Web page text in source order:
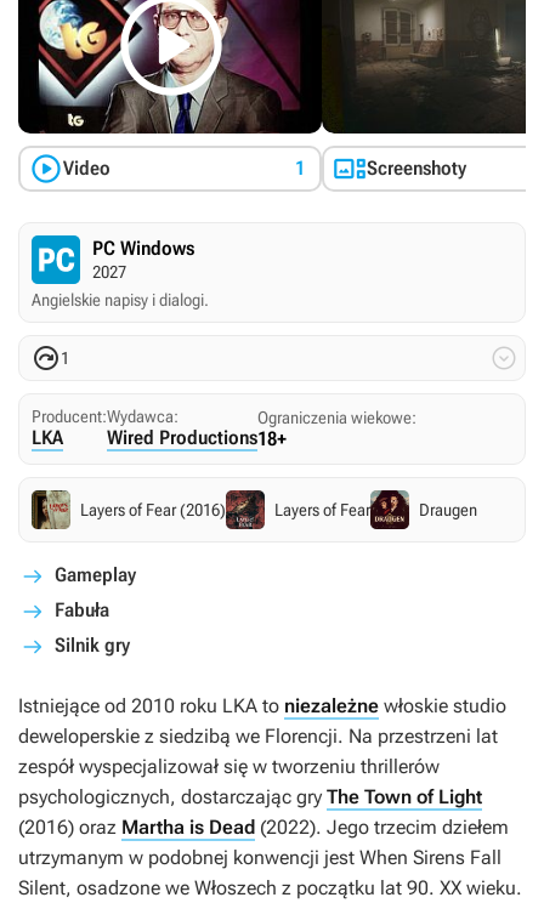

Video 1 Screenshoty
PC Windows
2027
Angielskie napisy i dialogi.
1 
Producent:
LKA
Wydawca:
Wired Productions
Ograniczenia wiekowe:
18+
Layers of Fear (2016) Layers of Fear Draugen
Gameplay
Fabuła
Silnik gry
Istniejące od 2010 roku LKA to niezależne włoskie studio
deweloperskie z siedzibą we Florencji. Na przestrzeni lat
zespół wyspecjalizował się w tworzeniu thrillerów
psychologicznych, dostarczając gry The Town of Light
(2016) oraz Martha is Dead (2022). Jego trzecim dziełem
utrzymanym w podobnej konwencji jest When Sirens Fall
Silent, osadzone we Włoszech z początku lat 90. XX wieku.